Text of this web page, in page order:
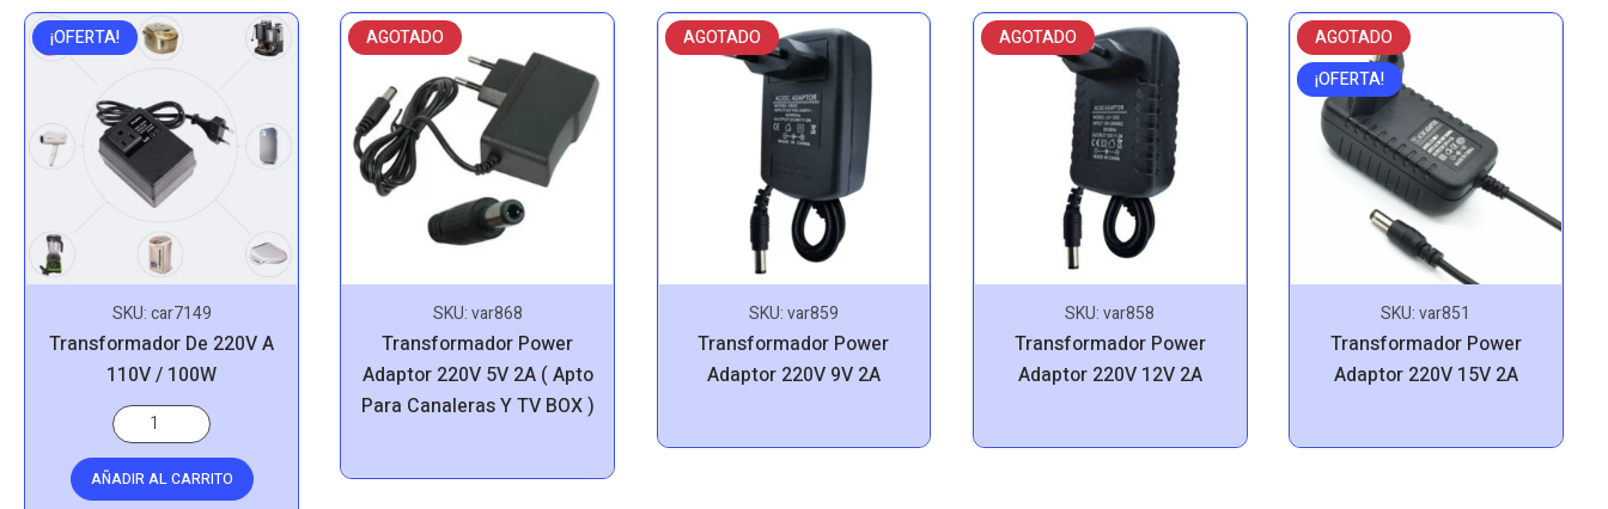
¡OFERTA!
SKU:car7149
Transformador De 220V A
110V / 100W
AÑADIR AL CARRITO
AGOTADO
SKU:var868
Transformador Power
Adaptor 220V 5V 2A ( Apto
Para Canaleras Y TV BOX )
AGOTADO
SKU:var859
Transformador Power
Adaptor 220V 9V 2A
AGOTADO
SKU:var858
Transformador Power
Adaptor 220V 12V 2A
AGOTADO
¡OFERTA!
SKU:var851
Transformador Power
Adaptor 220V 15V 2A